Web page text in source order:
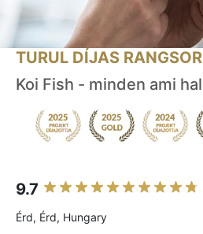
TURUL DÍJAS RANGSOR
Koi Fish - minden ami hal
9.7
Érd, Érd, Hungary